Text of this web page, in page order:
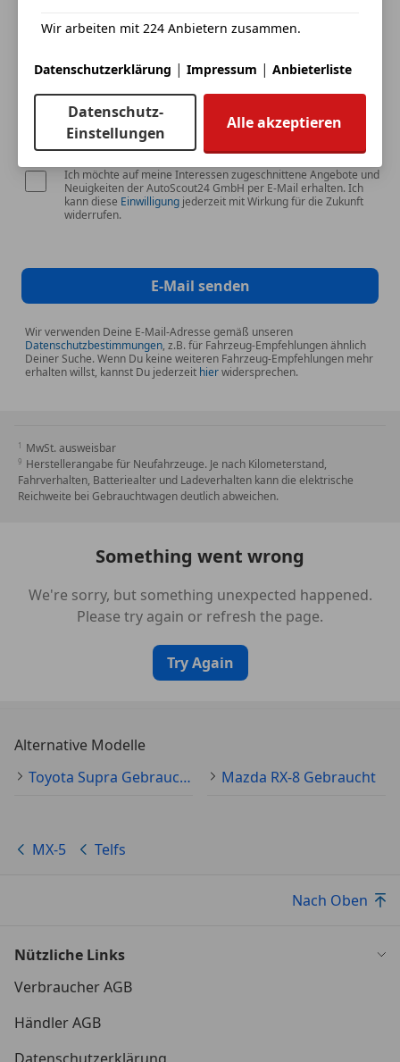
Deine E-Mail
Deine Telefonnummer (optional)
Ich möchte auf meine Interessen zugeschnittene Angebote und
Neuigkeiten der AutoScout24 GmbH per E-Mail erhalten. Ich
kann diese Einwilligung jederzeit mit Wirkung für die Zukunft
widerrufen.
E-Mail senden
Wir verwenden Deine E-Mail-Adresse gemäß unseren
Datenschutzbestimmungen, z.B. für Fahrzeug-Empfehlungen ähnlich
Deiner Suche. Wenn Du keine weiteren Fahrzeug-Empfehlungen mehr
erhalten willst, kannst Du jederzeit hierwidersprechen.
MwSt. ausweisbar
Herstellerangabe für Neufahrzeuge. Je nach Kilometerstand,
Fahrverhalten, Batteriealter und Ladeverhalten kann die elektrische
Reichweite bei Gebrauchtwagen deutlich abweichen.
Something went wrong
We're sorry, but something unexpected happened.
Please try again or refresh the page.
Try Again
Alternative Modelle
Toyota Supra Gebraucht
Mazda RX-8 Gebraucht
MX-5 Telfs
Nach Oben
Nützliche Links
Verbraucher AGB
Händler AGB
Wir arbeiten mit 224 Anbietern zusammen.
Datenschutzerklärung | Impressum | Anbieterliste
Datenschutz-
Einstellungen
Alle akzeptieren